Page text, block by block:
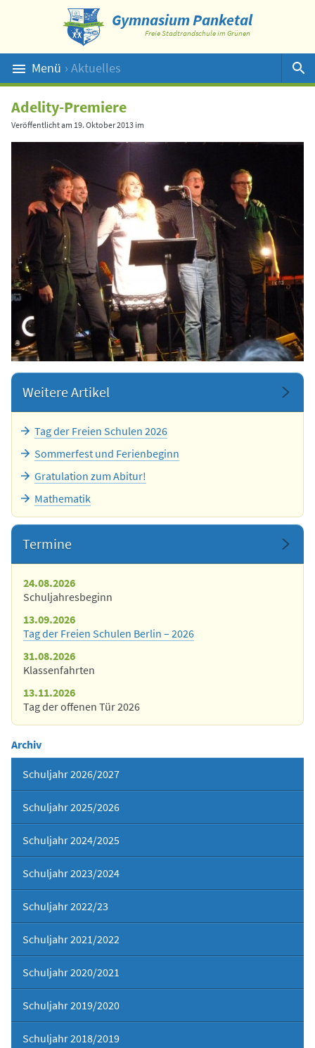
Gymnasium Panketal
Freie Stadtrandschule im Grünen
Menü › Aktuelles
Suche
Adelity-Premiere
Veröffentlicht am 19. Oktober 2013 im
Weitere Artikel
Tag der Freien Schulen 2026
Sommerfest und Ferienbeginn
Gratulation zum Abitur!
Mathematik
Termine
24.08.2026
Schuljahresbeginn
13.09.2026
Tag der Freien Schulen Berlin – 2026
31.08.2026
Klassenfahrten
13.11.2026
Tag der offenen Tür 2026
Archiv
Schuljahr 2026/2027
Schuljahr 2025/2026
Schuljahr 2024/2025
Schuljahr 2023/2024
Schuljahr 2022/23
Schuljahr 2021/2022
Schuljahr 2020/2021
Schuljahr 2019/2020
Schuljahr 2018/2019